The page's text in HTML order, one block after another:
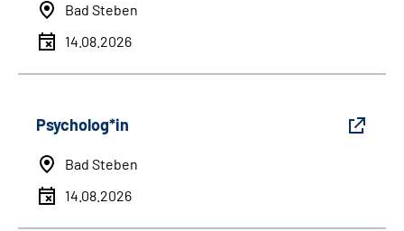
Bad Steben
14.08.2026
Psycholog*in
Bad Steben
14.08.2026